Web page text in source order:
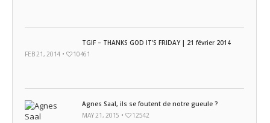
TGIF – THANKS GOD IT’S FRIDAY | 21 février 2014
FEB 21, 2014 •
10461
Agnes Saal, ils se foutent de notre gueule ?
MAY 21, 2015 •
12542